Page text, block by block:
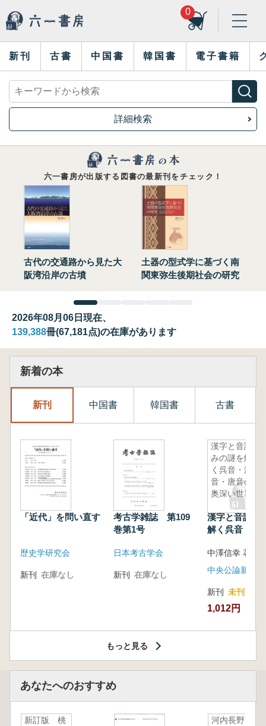
0
新刊 古書 中国書 韓国書 電子書籍
詳細検索
六一書房が出版する図書の最新刊をチェック！
古代の交通路から見た大
阪湾沿岸の古墳
土器の型式学に基づく南
関東弥生後期社会の研究
2026年08月06日現在、
139,388冊(67,181点)の在庫があります
新着の本
新刊 中国書 韓国書 古書
「近代」を問い直す
歴史学研究会
新刊 在庫なし
考古学雑誌 第109
巻第1号
日本考古学会
新刊 在庫なし
漢字と音読
みの謎を解
く呉音・漢
音・唐音の
奥深い世界
漢字と音読み
解く呉音・漢
中澤信幸 著
中央公論新社
新刊 未刊
1,012円
もっと見る
あなたへのおすすめ
新訂版 桃
河内長野市